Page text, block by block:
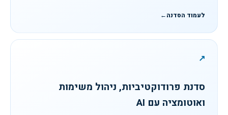
לעמוד הסדנה←
↗
סדנת פרודוקטיביות, ניהול משימות
ואוטומציה עם AI